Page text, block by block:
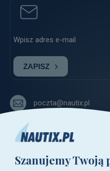
ZAPISZ
poczta@nautix.pl
+48 783-788-216
ul. Zwoleńska 23,
Szanujemy Twoją